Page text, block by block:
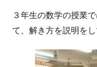
３年生の数学の授業
て、解き方を説明をし